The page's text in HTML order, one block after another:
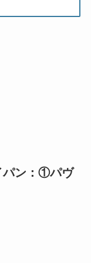
パン：①パヴ